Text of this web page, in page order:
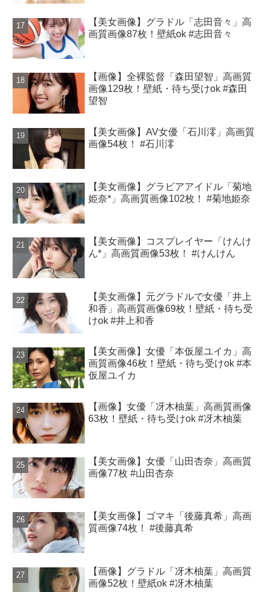
【美女画像】グラドル「志田音々」高
画質画像87枚！壁紙ok #志田音々
【画像】全裸監督「森田望智」高画質
画像129枚！壁紙・待ち受けok #森田
望智
【美女画像】AV女優「石川澪」高画質
画像54枚！ #石川澪
【美女画像】グラビアアイドル「菊地
姫奈*」高画質画像102枚！ #菊地姫奈
【美女画像】コスプレイヤー「けんけ
ん*」高画質画像53枚！ #けんけん
【美女画像】元グラドルで女優「井上
和香」高画質画像69枚！壁紙・待ち受
けok #井上和香
【美女画像】女優「本仮屋ユイカ」高
画質画像46枚！壁紙・待ち受けok #本
仮屋ユイカ
【画像】女優「冴木柚葉」高画質画像
63枚！壁紙・待ち受けok #冴木柚葉
【美女画像】女優「山田杏奈」高画質
画像77枚 #山田杏奈
【美女画像】ゴマキ「後藤真希」高画
質画像74枚！ #後藤真希
【画像】グラドル「冴木柚葉」高画質
画像52枚！壁紙ok #冴木柚葉